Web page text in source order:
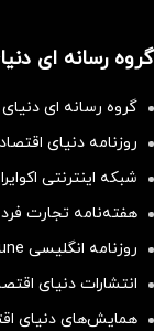
گروه رسانه ای
گروه رسانه ای
روزنامه دنیای اقتصاد
شبکه اینترنتی
هفته‌نامه تجارت
روزنامه انگلیسی Financial Tribune
انتشارات دنیای
همایش‌های دنیای